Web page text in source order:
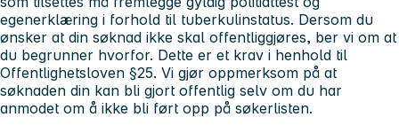
egenerklæring i forhold til tuberkulinstatus. Dersom du
ønsker at din søknad ikke skal offentliggjøres, ber vi om at
du begrunner hvorfor. Dette er et krav i henhold til
Offentlighetsloven §25. Vi gjør oppmerksom på at
søknaden din kan bli gjort offentlig selv om du har
anmodet om å ikke bli ført opp på søkerlisten.